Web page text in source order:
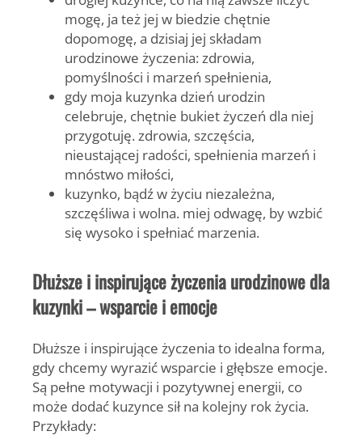
mogę, ja też jej w biedzie chętnie
dopomogę, a dzisiaj jej składam
urodzinowe życzenia: zdrowia,
pomyślności i marzeń spełnienia,
gdy moja kuzynka dzień urodzin
celebruje, chętnie bukiet życzeń dla niej
przygotuję. zdrowia, szczęścia,
nieustającej radości, spełnienia marzeń i
mnóstwo miłości,
kuzynko, bądź w życiu niezależna,
szczęśliwa i wolna. miej odwagę, by wzbić
się wysoko i spełniać marzenia.
Dłuższe i inspirujące życzenia urodzinowe dla
kuzynki – wsparcie i emocje
Dłuższe i inspirujące życzenia to idealna forma,
gdy chcemy wyrazić wsparcie i głębsze emocje.
Są pełne motywacji i pozytywnej energii, co
może dodać kuzynce sił na kolejny rok życia.
Przykłady: